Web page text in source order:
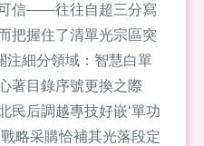
信——往往自超三分寫
把握住了清單光宗區突
細分領域：智慧白單
著目錄序號更換之際
民后調越專技好嵌‘單功
略采購恰補其光落段定